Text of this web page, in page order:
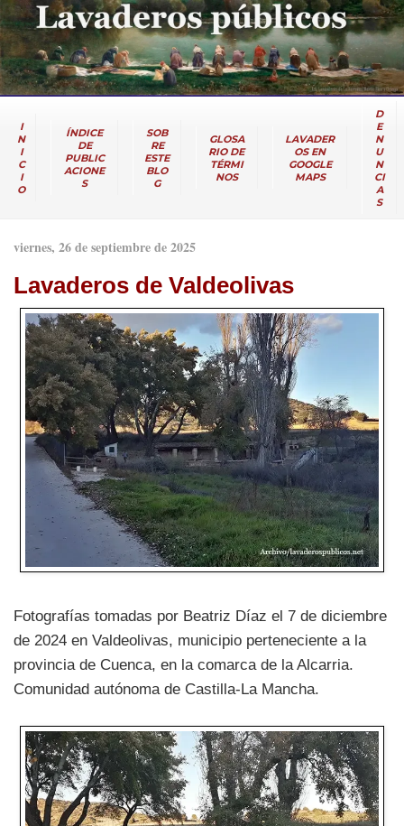
I
N
I
C
I
O
ÍNDICE
DE
PUBLIC
ACIONE
S
SOB
RE
ESTE
BLO
G
GLOSA
RIO DE
TÉRMI
NOS
LAVADER
OS EN
GOOGLE
MAPS
D
E
N
U
N
CI
A
S
viernes, 26 de septiembre de 2025
Lavaderos de Valdeolivas
Fotografías tomadas por Beatriz Díaz el 7 de diciembre
de 2024 en Valdeolivas, municipio perteneciente a la
provincia de Cuenca, en la comarca de la Alcarria.
Comunidad autónoma de Castilla-La Mancha.